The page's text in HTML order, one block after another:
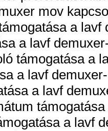
mov
a lavf
a lavf
támogatása a
a lavf
a lavf
támogatása
a lavf